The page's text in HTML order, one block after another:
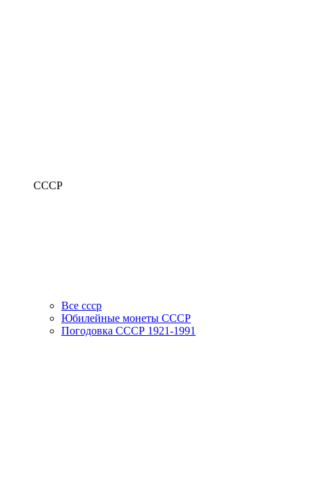
СССР
Все ссср
Юбилейные монеты СССР
Погодовка СССР 1921-1991